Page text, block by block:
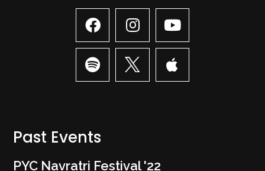
Past Events
PYC Navratri Festival '22